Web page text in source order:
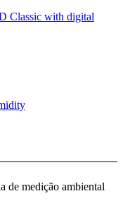
Classic with digital